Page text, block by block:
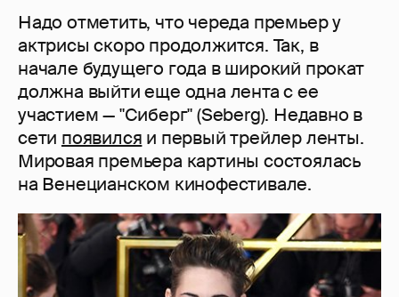
Надо отметить, что череда премьер у
актрисы скоро продолжится. Так, в
начале будущего года в широкий прокат
должна выйти еще одна лента с ее
участием — "Сиберг" (Seberg). Недавно в
сети появился и первый трейлер ленты.
Мировая премьера картины состоялась
на Венецианском кинофестивале.